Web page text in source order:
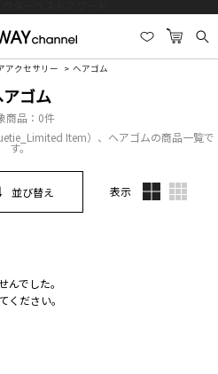
アクセサリー ヘアゴム
アゴム
商品： 0件
Item）、ヘアゴムの商品一覧で
す。
並び替え 表示
でした。
ください。